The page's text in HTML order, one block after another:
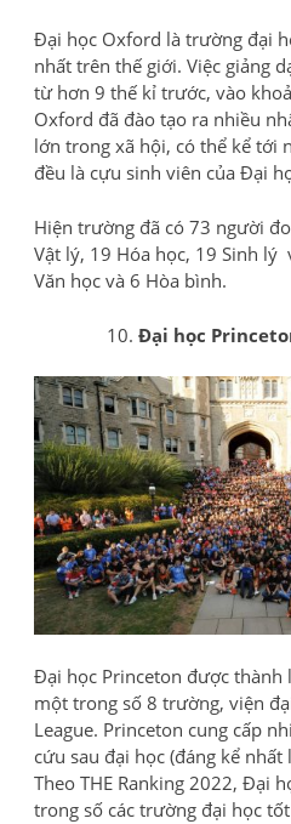
Đại học Oxford là trường đại
nhất trên thế giới. Việc giảng
từ hơn 9 thế kỉ trước, vào
Oxford đã đào tạo ra nhiều
lớn trong xã hội, có thể kể tới
đều là cựu sinh viên của Đại
Hiện trường đã có 73 người
Vật lý, 19 Hóa học, 19 Sinh lý
Văn học và 6 Hòa bình.
Đại học
Đại học Princeton được thành
một trong số 8 trường, viện
League. Princeton cung cấp
cứu sau đại học (đáng kể
Theo THE Ranking 2022, Đại
trong số các trường đại học